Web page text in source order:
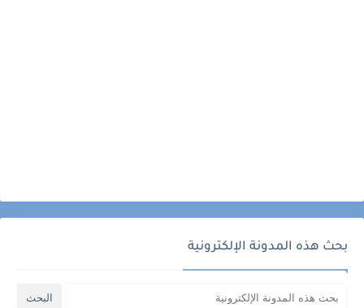
بحث هذه المدونة الإلكترونية